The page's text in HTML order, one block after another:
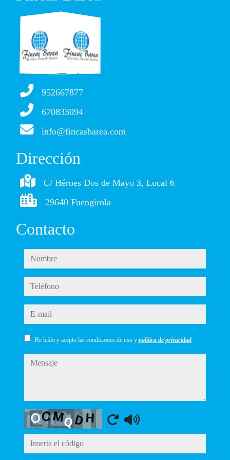
952667877
670833094
info@fincasbarea.com
Dirección
C/ Héroes Dos de Mayo 3, Local 6
29640 Fuengirola
Contacto
nombre
teléfono
e-mail
He leído y acepto las condiciones de uso y política de privacidad
mensaje
Captcha